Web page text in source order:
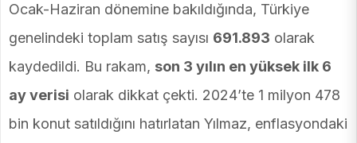
Ocak-Haziran dönemine bakıldığında, Türkiye
genelindeki toplam satış sayısı 691.893 olarak
kaydedildi. Bu rakam, son 3 yılın en yüksek ilk 6
ay verisi olarak dikkat çekti. 2024’te 1 milyon 478
bin konut satıldığını hatırlatan Yılmaz, enflasyondaki